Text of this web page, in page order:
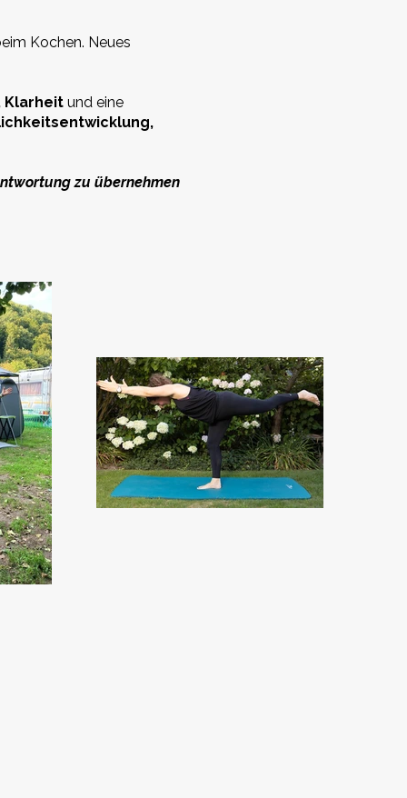
Kochen. Neues
Klarheit und eine
zu übernehmen